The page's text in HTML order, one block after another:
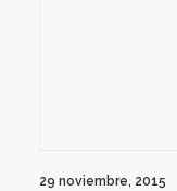
29 noviembre, 2015